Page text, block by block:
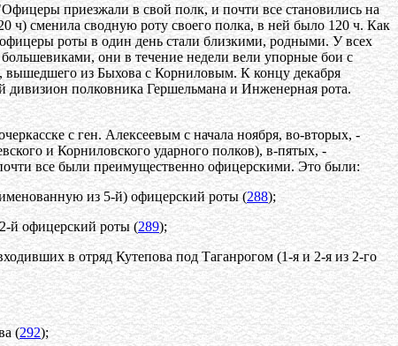
приезжали в свой полк, и почти все становились на
ч) сменила сводную роту своего полка, в ней было 120 ч. Как
роты в один день стали близкими, родными. У всех
они в течение недели вели упорные бои с
вышедшего из Быхова с Корниловым. К концу декабря
полковника Гершельмана и Инженерная рота.
с ген. Алексеевым с начала ноября, во-вторых, -
и Корниловского ударного полков), в-пятых, -
все были преимущественно офицерскими. Это были:
из 5-й) офицерский роты (288);
й офицерский роты (289);
в отряд Кутепова под Таганрогом (1-я и 2-я из 2-го
(292);